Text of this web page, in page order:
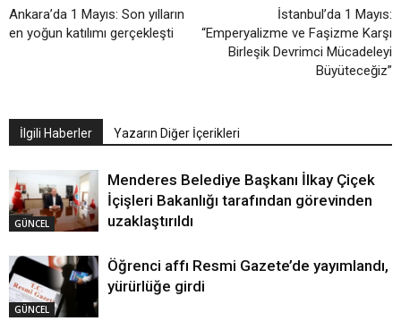
Ankara’da 1 Mayıs: Son yılların
en yoğun katılımı gerçekleşti
İstanbul’da 1 Mayıs:
“Emperyalizme ve Faşizme Karşı
Birleşik Devrimci Mücadeleyi
Büyüteceğiz”
İlgili Haberler Yazarın Diğer İçerikleri
GÜNCEL
Menderes Belediye Başkanı İlkay Çiçek
İçişleri Bakanlığı tarafından görevinden
uzaklaştırıldı
GÜNCEL
Öğrenci affı Resmi Gazete’de yayımlandı,
yürürlüğe girdi